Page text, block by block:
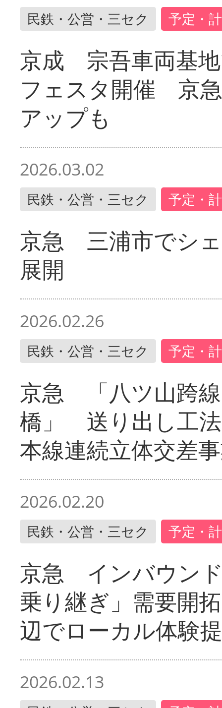
民鉄・公営・三セク 予定・
京成 宗吾車両基
フェスタ開催 京
アップも
2026.03.02
民鉄・公営・三セク 予定・
京急 三浦市でシ
展開
2026.02.26
民鉄・公営・三セク 予定・
京急 「八ツ山跨
橋」 送り出し工
本線連続立体交差
2026.02.20
民鉄・公営・三セク 予定・
京急 インバウン
乗り継ぎ」需要開
辺でローカル体験
2026.02.13